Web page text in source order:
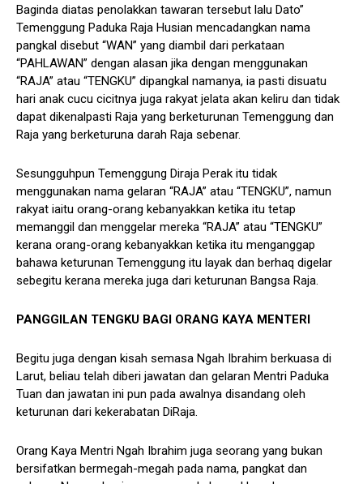
Baginda diatas penolakkan tawaran tersebut lalu Dato”
Temenggung Paduka Raja Husian mencadangkan nama
pangkal disebut “WAN” yang diambil dari perkataan
“PAHLAWAN” dengan alasan jika dengan menggunakan
“RAJA” atau “TENGKU” dipangkal namanya, ia pasti disuatu
hari anak cucu cicitnya juga rakyat jelata akan keliru dan tidak
dapat dikenalpasti Raja yang berketurunan Temenggung dan
Raja yang berketuruna darah Raja sebenar.
Sesungguhpun Temenggung Diraja Perak itu tidak
menggunakan nama gelaran “RAJA” atau “TENGKU”, namun
rakyat iaitu orang-orang kebanyakkan ketika itu tetap
memanggil dan menggelar mereka “RAJA” atau “TENGKU”
kerana orang-orang kebanyakkan ketika itu menganggap
bahawa keturunan Temenggung itu layak dan berhaq digelar
sebegitu kerana mereka juga dari keturunan Bangsa Raja.
PANGGILAN TENGKU BAGI ORANG KAYA MENTERI
Begitu juga dengan kisah semasa Ngah Ibrahim berkuasa di
Larut, beliau telah diberi jawatan dan gelaran Mentri Paduka
Tuan dan jawatan ini pun pada awalnya disandang oleh
keturunan dari kekerabatan DiRaja.
Orang Kaya Mentri Ngah Ibrahim juga seorang yang bukan
bersifatkan bermegah-megah pada nama, pangkat dan